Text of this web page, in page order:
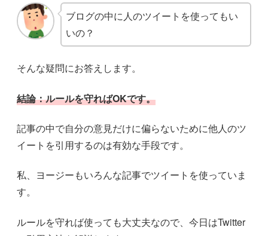
ブログの中に人のツイートを使ってもい
いの？
そんな疑問にお答えします。
結論：ルールを守ればOKです。
記事の中で自分の意見だけに偏らないために他人のツ
イートを引用するのは有効な手段です。
私、ヨージーもいろんな記事でツイートを使っていま
す。
ルールを守れば使っても大丈夫なので、今日はTwitter